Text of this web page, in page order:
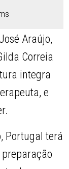
Araújo,
Correia
integra
e
.
Portugal terá